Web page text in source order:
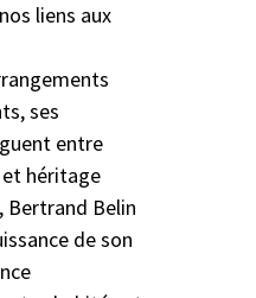
liens aux
ses
entre
héritage
Bertrand Belin
de son